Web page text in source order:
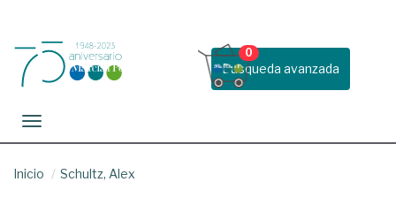
Busqueda avanzada
0
Toggle navigation
Inicio Schultz, Alex